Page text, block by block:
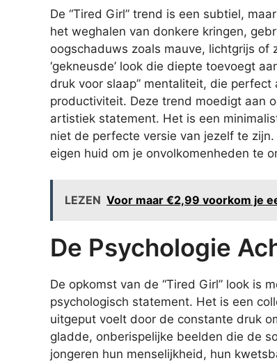
De “Tired Girl” trend is een subtiel,
het weghalen van donkere kringen,
oogschaduws zoals mauve, lichtgrijs of
‘gekneusde’ look die diepte toevoegt
druk voor slaap” mentaliteit, die
productiviteit. Deze trend moedigt aan
artistiek statement. Het is een
niet de perfecte versie van jezelf te
eigen huid om je onvolkomenheden te
LEZEN Voor maar €2,99 voorkom je
De Psychologie
De opkomst van de “Tired Girl” look is
psychologisch statement. Het is een
uitgeput voelt door de constante druk
gladde, onberispelijke beelden die de
jongeren hun menselijkheid, hun